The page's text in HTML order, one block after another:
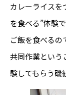
カレーライスを
を食べる”体験
ご飯を食べるの
共同作業という
験してもらう磯